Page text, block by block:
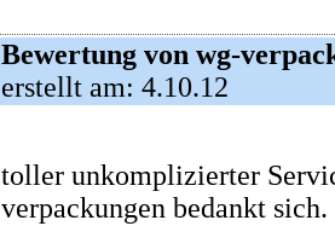
Bewertung von wg-
erstellt am: 4.10.12
toller unkomplizierter
verpackungen bedankt sich.